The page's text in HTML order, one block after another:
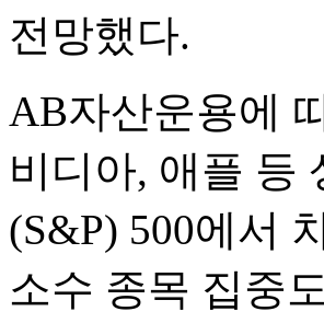
전망했다.
AB자산운용에
비디아, 애플 등
(S&P) 500에서
소수 종목 집중